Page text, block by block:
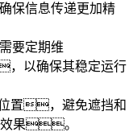
信息传递更加精
需要定期维
以确保其稳定运行
置，避免遮挡和
果。